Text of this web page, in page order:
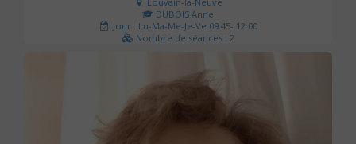
DUBOIS Anne
Jour : Lu-Ma-Me-Je-Ve 09:45- 12:00
Nombre de séances : 2